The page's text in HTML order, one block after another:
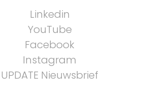
Linkedin
YouTube
Facebook
Instagram
UPDATE Nieuwsbrief